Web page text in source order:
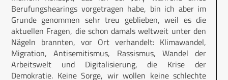
Berufungshearings vorgetragen habe, bin ich aber im
Grunde genommen sehr treu geblieben, weil es die
aktuellen Fragen, die schon damals weltweit unter den
Nägeln brannten, vor Ort verhandelt: Klimawandel,
Migration, Antisemitismus, Rassismus, Wandel der
Arbeitswelt und Digitalisierung, die Krise der
Demokratie. Keine Sorge, wir wollen keine schlechte